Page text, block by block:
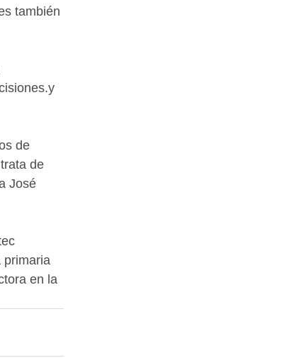
también
de
de
José
primaria
en la